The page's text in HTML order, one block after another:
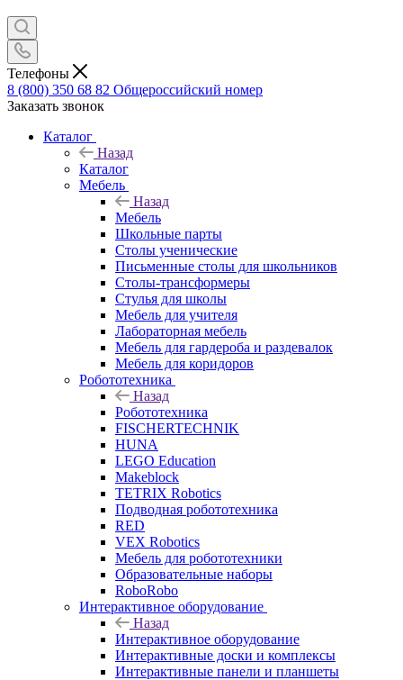
Телефоны
8 (800) 350 68 82 Общероссийский номер
Заказать звонок
Каталог
Назад
Каталог
Мебель
Назад
Мебель
Школьные парты
Столы ученические
Письменные столы для школьников
Столы-трансформеры
Стулья для школы
Мебель для учителя
Лабораторная мебель
Мебель для гардероба и раздевалок
Мебель для коридоров
Робототехника
Назад
Робототехника
FISCHERTECHNIK
HUNA
LEGO Education
Makeblock
TETRIX Robotics
Подводная робототехника
RED
VEX Robotics
Мебель для робототехники
Образовательные наборы
RoboRobo
Интерактивное оборудование
Назад
Интерактивное оборудование
Интерактивные доски и комплексы
Интерактивные панели и планшеты